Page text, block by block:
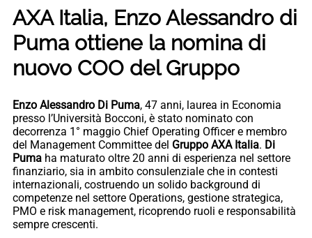
AXA Italia, Enzo Alessandro di
Puma ottiene la nomina di
nuovo COO del Gruppo
Enzo Alessandro Di Puma, 47 anni, laurea in Economia
presso l’Università Bocconi, è stato nominato con
decorrenza 1° maggio Chief Operating Officer e membro
del Management Committee del Gruppo AXA Italia. Di
Puma ha maturato oltre 20 anni di esperienza nel settore
finanziario, sia in ambito consulenziale che in contesti
internazionali, costruendo un solido background di
competenze nel settore Operations, gestione strategica,
PMO e risk management, ricoprendo ruoli e responsabilità
sempre crescenti.